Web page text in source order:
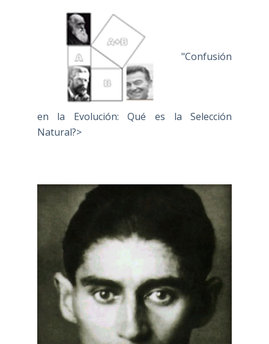
"Confusión
en la Evolución: Qué es la Selección
Natural?>